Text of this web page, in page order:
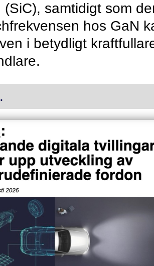
(SiC), samtidigt som
hos GaN
i betydligt